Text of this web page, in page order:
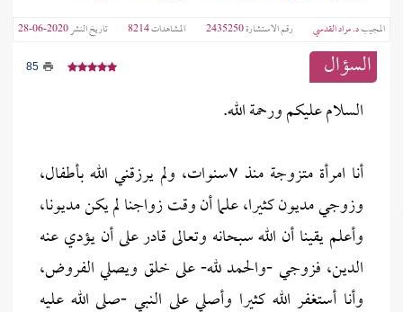
المجيبد. مراد القدسي رقم الاستشارة2435250 المشاهدات8214 تاريخ النشر2020-06-28
السؤال 85
السلام عليكم ورحمة الله.
أنا امرأة متزوجة منذ ٧سنوات، ولم يرزقني الله بأطفال،
وزوجي مديون كثيرا، علما أن وقت زواجنا لم يكن مديونا،
وأعلم يقينا أن الله سبحانه وتعالى قادر على أن يؤدي عنه
الدين، فزوجي -والحمد لله- على خلق ويصلي الفروض،
وأنا أستغفر الله كثيرا وأصلي على النبي -صلى الله عليه